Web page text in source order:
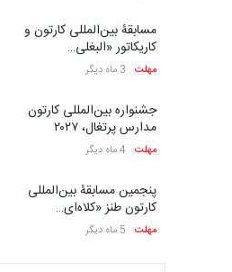
مسابقۀ بین‌المللی کارتون و
کاریکاتور «البغلی…
مهلت 3 ماه دیگر
جشنواره بین‌المللی کارتون
مدارس پرتغال، ۲۰۲۷
مهلت 4 ماه دیگر
پنجمین مسابقۀ بین‌المللی
کارتون طنز «کلاه‌ای…
مهلت 5 ماه دیگر